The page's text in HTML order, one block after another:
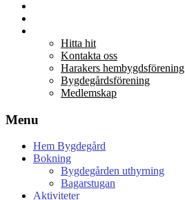
Hitta hit
Kontakta oss
Harakers hembygdsförening
Bygdegårdsförening
Medlemskap
Menu
Hem Bygdegård
Bokning
Bygdegården uthyrning
Bagarstugan
Aktiviteter